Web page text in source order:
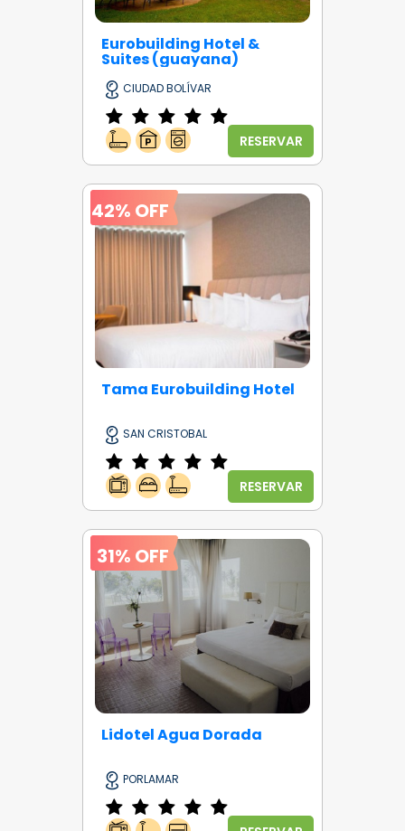
Eurobuilding Hotel &
Suites (guayana)
CIUDAD BOLÍVAR
RESERVAR
42% OFF
Tama Eurobuilding Hotel
SAN CRISTOBAL
RESERVAR
31% OFF
Lidotel Agua Dorada
PORLAMAR